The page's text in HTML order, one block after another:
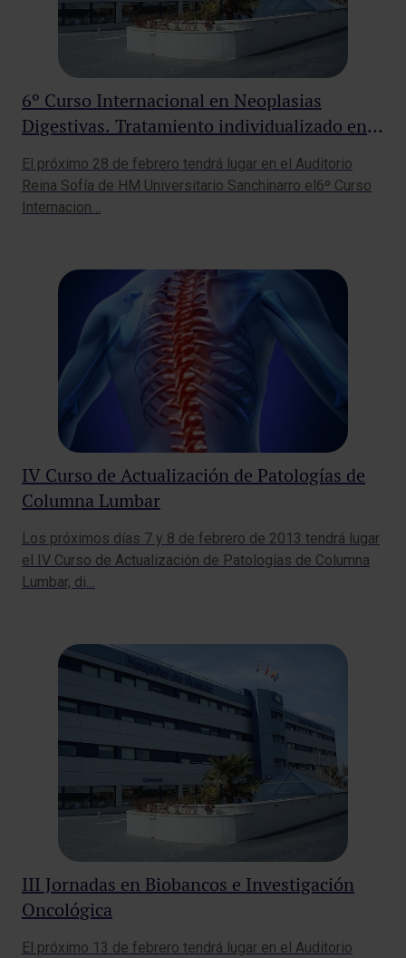
6º Curso Internacional en Neoplasias
Digestivas. Tratamiento individualizado en
Pacientes con Neoplasias Digestivas
El próximo 28 de febrero tendrá lugar en el Auditorio
Reina Sofía de HM Universitario Sanchinarro el6º Curso
Internacion…
IV Curso de Actualización de Patologías de
Columna Lumbar
Los próximos días 7 y 8 de febrero de 2013 tendrá lugar
el IV Curso de Actualización de Patologías de Columna
Lumbar, di…
III Jornadas en Biobancos e Investigación
Oncológica
El próximo 13 de febrero tendrá lugar en el Auditorio